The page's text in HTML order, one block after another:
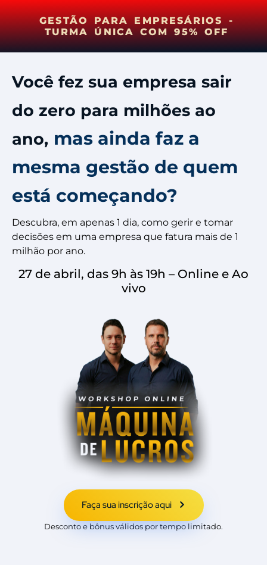
GESTÃO PARA EMPRESÁRIOS -
TURMA ÚNICA COM 95% OFF
Você fez sua empresa sair
do zero para milhões ao
ano, mas ainda faz a
mesma gestão de quem
está começando?
Descubra, em apenas 1 dia, como gerir e tomar
decisões em uma empresa que fatura mais de 1
milhão por ano.
27 de abril, das 9h às 19h – Online e Ao
vivo
Desconto e bônus válidos por tempo limitado.
Faça sua inscrição aqui